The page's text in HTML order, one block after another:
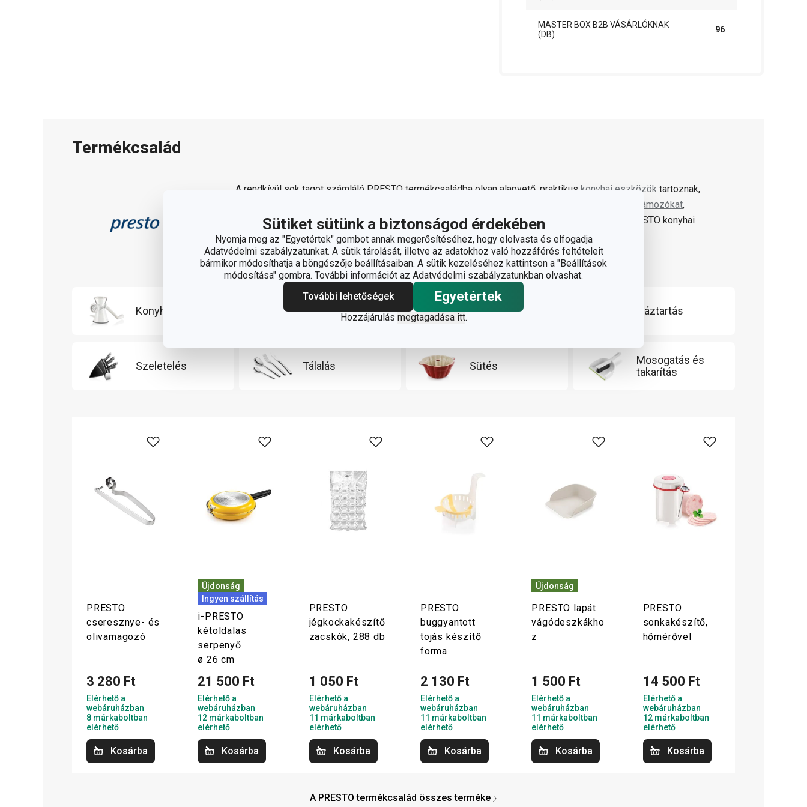
Sütiket sütünk a biztonságod érdekében
Nyomja meg az "Egyetértek" gombot annak megerősítéséhez, hogy elolvasta és elfogadja
Adatvédelmi szabályzatunkat. A sütik tárolását, illetve az adatokhoz való hozzáférés feltételeit
bármikor módosíthatja a böngészője beállításaiban. A sütik kezeléséhez kattintson a "Beállítások
módosítása" gombra. További információt az Adatvédelmi szabályzatunkban olvashat.
További lehetőségek
Egyetértek
Hozzájárulás megtagadása itt.
MASTER BOX B2B VÁSÁRLÓKNAK
(DB)
96
Termékcsalád
A rendkívül sok tagot számláló PRESTO termékcsaládba olyan alapvető, praktikus konyhai eszközök tartoznak,
hámozókat,
palacknyitókat,merőkanalakat, szűrőket,késeketés sok más konyhai felszerelést találsz. A PRESTO konyhai
eszközök megkönnyítik a munkát a tapasztalt és a kezdő szakácsoknak is.
Konyhai eszközök Főzés Italok Háztartás
Szeletelés Tálalás Sütés
Mosogatás és
takarítás
PRESTO
cseresznye- és
olivamagozó
3 280 Ft
Elérhető a
webáruházban
8 márkaboltban
elérhető
Kosárba
Újdonság
Ingyen szállítás
i-PRESTO
kétoldalas
serpenyő
ø 26 cm
21 500 Ft
Elérhető a
webáruházban
12 márkaboltban
elérhető
Kosárba
PRESTO
jégkockakészítő
zacskók, 288 db
1 050 Ft
Elérhető a
webáruházban
11 márkaboltban
elérhető
Kosárba
PRESTO
buggyantott
tojás készítő
forma
2 130 Ft
Elérhető a
webáruházban
11 márkaboltban
elérhető
Kosárba
Újdonság
PRESTO lapát
vágódeszkákho
z
1 500 Ft
Elérhető a
webáruházban
11 márkaboltban
elérhető
Kosárba
PRESTO
sonkakészítő,
hőmérővel
14 500 Ft
Elérhető a
webáruházban
12 márkaboltban
elérhető
Kosárba
A PRESTO termékcsalád összes terméke